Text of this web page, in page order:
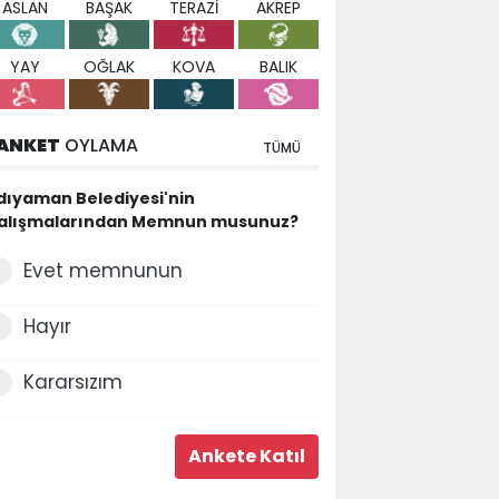
ASLAN BAŞAK TERAZİ AKREP
YAY OĞLAK KOVA BALIK
OYLAMA TÜMÜ
Belediyesi'nin
Memnun musunuz?
Evet memnunun
Hayır
Kararsızım